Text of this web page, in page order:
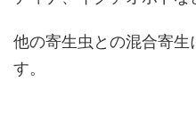
他の寄生虫との混合寄生
す。